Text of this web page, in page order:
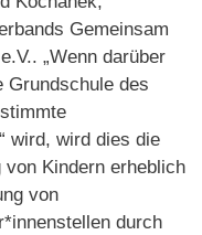
Gemeinsam
„Wenn darüber
Grundschule des
wird, wird dies die
von Kindern erheblich
von
durch